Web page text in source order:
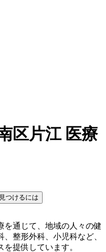
区片江 医療
つけるには
を通じて、地域の人々の健
整形外科、小児科など、
提供しています。